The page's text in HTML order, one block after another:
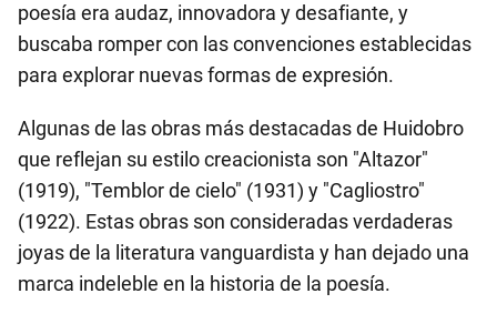
poesía era audaz, innovadora y desafiante, y
buscaba romper con las convenciones establecidas
para explorar nuevas formas de expresión.
Algunas de las obras más destacadas de Huidobro
que reflejan su estilo creacionista son "Altazor"
(1919), "Temblor de cielo" (1931) y "Cagliostro"
(1922). Estas obras son consideradas verdaderas
joyas de la literatura vanguardista y han dejado una
marca indeleble en la historia de la poesía.